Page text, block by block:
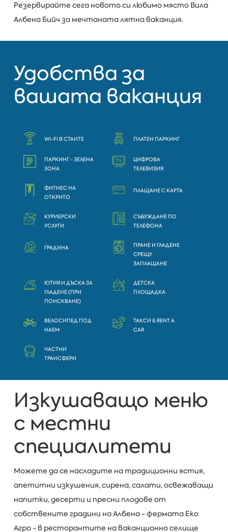
Резервирайте сега новото си любимо място Вила
Албена Бийч за мечтаната лятна ваканция.
Удобства за
вашата ваканция
WI-FI В СТАИТЕ ПЛАТЕН ПАРКИНГ
ПАРКИНГ - ЗЕЛЕНА
ЗОНА
ЦИФРОВА
ТЕЛЕВИЗИЯ
ФИТНЕС НА
ОТКРИТО
ПЛАЩАНЕ С КАРТА
КУРИЕРСКИ
УСЛУГИ
СЪБУЖДАНЕ ПО
ТЕЛЕФОНА
ГРАДИНА
ПРАНЕ И ГЛАДЕНЕ
СРЕЩУ
ЗАПЛАЩАНЕ
ЮТИЯ И ДЪСКА ЗА
ГЛАДЕНЕ (ПРИ
ПОИСКВАНЕ)
ДЕТСКА
ПЛОЩАДКА
ВЕЛОСИПЕД ПОД
НАЕМ
ТАКСИ & RENT A
CAR
ЧАСТНИ
ТРАНСФЕРИ
Изкушаващо меню
с местни
специалитети
Можете да се насладите на традиционни ястия,
апетитни изкушения, сирена, салати, освежаващи
напитки, десерти и пресни плодове от
собствените градини на Албена - фермата Еко
Агро - в ресторантите на ваканционно селище